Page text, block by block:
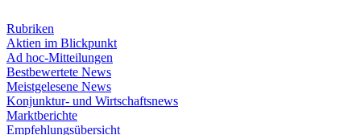
Rubriken
Aktien im Blickpunkt
Ad hoc-Mitteilungen
Bestbewertete News
Meistgelesene News
Konjunktur- und Wirtschaftsnews
Marktberichte
Empfehlungsübersicht